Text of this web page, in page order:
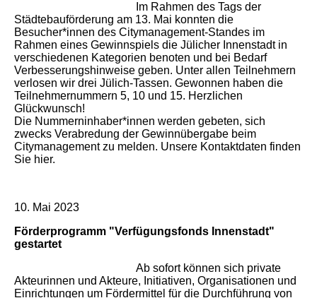
Im Rahmen des Tags der
Städtebauförderung am 13. Mai konnten die
Besucher*innen des Citymanagement-Standes im
Rahmen eines Gewinnspiels die Jülicher Innenstadt in
verschiedenen Kategorien benoten und bei Bedarf
Verbesserungshinweise geben. Unter allen Teilnehmern
verlosen wir drei Jülich-Tassen. Gewonnen haben die
Teilnehmernummern 5, 10 und 15. Herzlichen
Glückwunsch!
Die Nummerninhaber*innen werden gebeten, sich
zwecks Verabredung der Gewinnübergabe beim
Citymanagement zu melden. Unsere Kontaktdaten finden
Sie hier.
10. Mai 2023
Förderprogramm "Verfügungsfonds Innenstadt"
gestartet
Ab sofort können sich private
Akteurinnen und Akteure, Initiativen, Organisationen und
Einrichtungen um Fördermittel für die Durchführung von